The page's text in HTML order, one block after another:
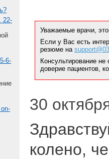
22-
6-
Уважаемые врачи,
Если у Вас есть
резюме на
Консультирование
доверие пациентов,
30
колено,